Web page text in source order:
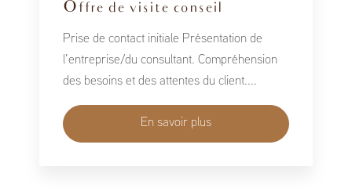
Offre de visite conseil
Prise de contact initiale Présentation de
l’entreprise/du consultant. Compréhension
des besoins et des attentes du client....
En savoir plus